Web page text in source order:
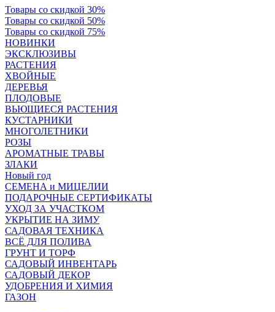
Товары со скидкой 30%
Товары со скидкой 50%
Товары со скидкой 75%
НОВИНКИ
ЭКСКЛЮЗИВЫ
РАСТЕНИЯ
ХВОЙНЫЕ
ДЕРЕВЬЯ
ПЛОДОВЫЕ
ВЬЮЩИЕСЯ РАСТЕНИЯ
КУСТАРНИКИ
МНОГОЛЕТНИКИ
РОЗЫ
АРОМАТНЫЕ ТРАВЫ
ЗЛАКИ
Новый год
СЕМЕНА и МИЦЕЛИИ
ПОДАРОЧНЫЕ СЕРТИФИКАТЫ
УХОД ЗА УЧАСТКОМ
УКРЫТИЕ НА ЗИМУ
САДОВАЯ ТЕХНИКА
ВСЁ ДЛЯ ПОЛИВА
ГРУНТ И ТОРФ
САДОВЫЙ ИНВЕНТАРЬ
САДОВЫЙ ДЕКОР
УДОБРЕНИЯ И ХИМИЯ
ГАЗОН